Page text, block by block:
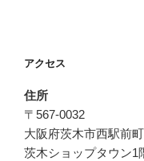
アクセス
住所
〒567-0032
大阪府茨木市西駅前
茨木ショップタウン1